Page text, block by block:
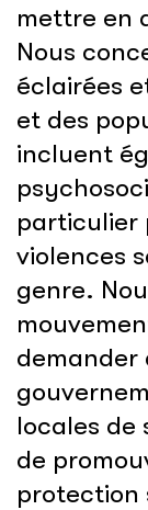
mettre en
Nous
éclairées
et des
incluent
particulier
violences
genre.
demander
locales de
de
protection